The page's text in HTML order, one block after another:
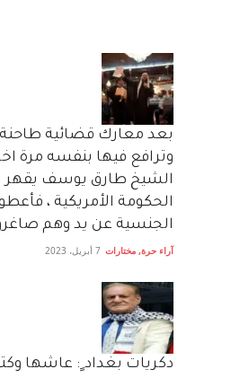
بعد معارك قضائية
وترافع فيها بنفسه مرة
الشيخ طارق يوسف يقهر
الحكومة الأمريكية ،
الجنسية عن يد وهم
آراء حرة, مختارات 7 أبريل، 2023
دكريات بغداد ٍ: عاشها